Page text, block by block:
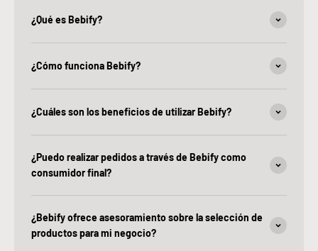
¿Qué es Bebify?
¿Cómo funciona Bebify?
¿Cuáles son los beneficios de utilizar Bebify?
¿Puedo realizar pedidos a través de Bebify como
consumidor final?
¿Bebify ofrece asesoramiento sobre la selección de
productos para mi negocio?